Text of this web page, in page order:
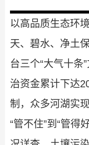
以高品质生态环
天、碧水、净土
台三个“大气十条
治资金累计下达
制，众多河湖实
“管不住”到“管得